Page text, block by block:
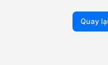
Quay